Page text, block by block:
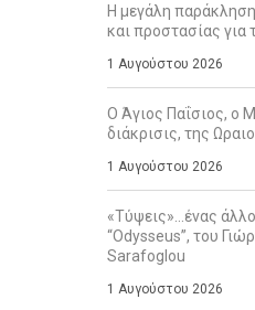
Η μεγάλη
και προστασίας για
1 Αυγούστου 2026
Ο Άγιος Παΐσιος, ο
διάκρισις, της
1 Αυγούστου 2026
«Τύψεις»…ένας
“Odysseus”, του
Sarafoglou
1 Αυγούστου 2026